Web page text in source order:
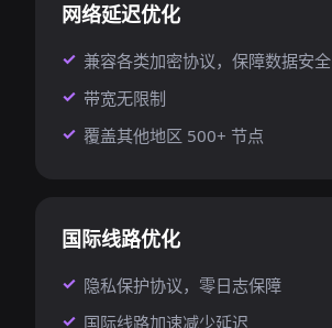
网络延迟优化
兼容各类加密协议，保障数据安全
带宽无限制
覆盖其他地区 500+ 节点
国际线路优化
隐私保护协议，零日志保障
国际线路加速减少延迟